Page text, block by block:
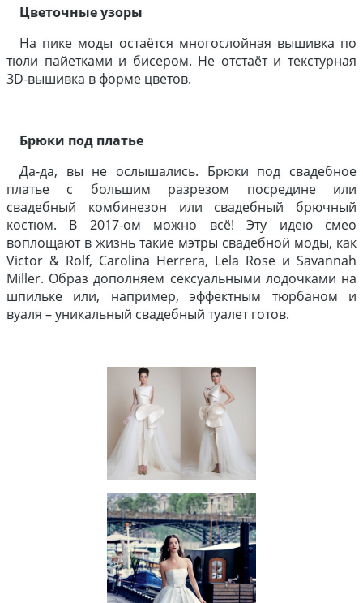
Цветочные узоры
На пике моды остаётся многослойная вышивка по
тюли пайетками и бисером. Не отстаёт и текстурная
3D-вышивка в форме цветов.
Брюки под платье
Да-да, вы не ослышались. Брюки под свадебное
платье с большим разрезом посредине или
свадебный комбинезон или свадебный брючный
костюм. В 2017-ом можно всё! Эту идею смео
воплощают в жизнь такие мэтры свадебной моды, как
Victor & Rolf, Carolina Herrera, Lela Rose и Savannah
Miller. Образ дополняем сексуальными лодочками на
шпильке или, например, эффектным тюрбаном и
вуаля – уникальный свадебный туалет готов.